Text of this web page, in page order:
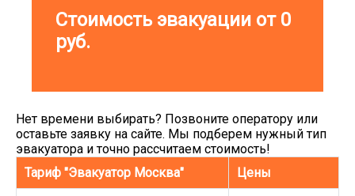
Стоимость эвакуации от 0
руб.
Нет времени выбирать? Позвоните оператору или
оставьте заявку на сайте. Мы подберем нужный тип
эвакуатора и точно рассчитаем стоимость!
Тариф "Эвакуатор Москва"
Цены